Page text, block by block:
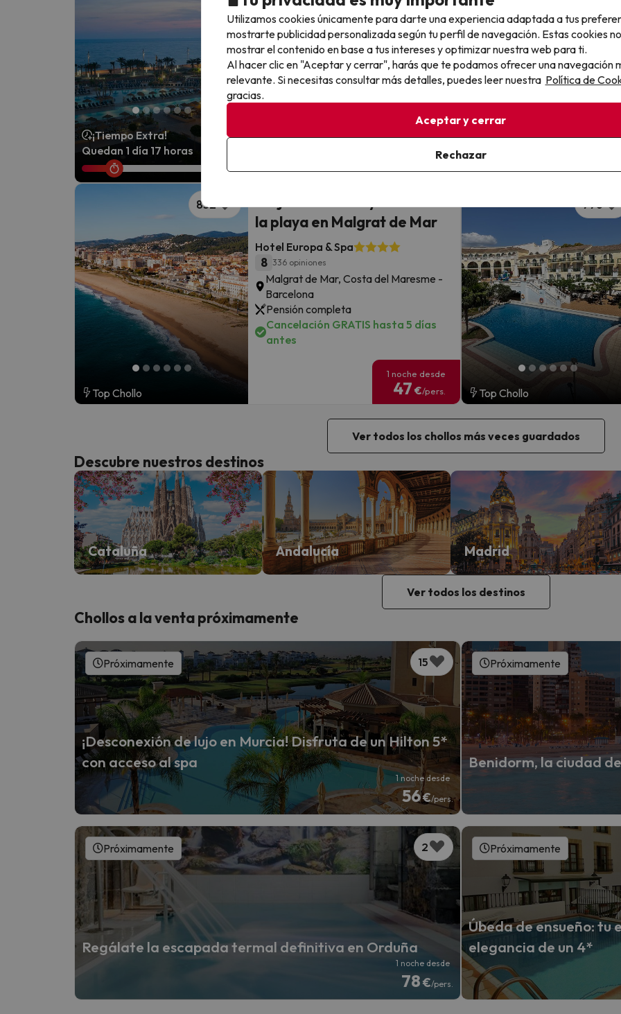
¡Tiempo Extra!
Quedan 1 día 17 horas
desconexión 5* en Almería
Cabogata Beach Hotel & Spa
8.8 541 opiniones
Retamar, Costa de Almería
2 noches desde
119€/pers. Top Chollo
Top Chollo
832
la playa en Malgrat de Mar
Hotel Europa & Spa
8 336 opiniones
Malgrat de Mar, Costa del Maresme -
Barcelona
Pensión completa
Cancelación GRATIS hasta 5 días
antes
1 noche desde
47 €/pers. Top Chollo
776
Ver todos los chollos más veces guardados
Descubre nuestros destinos
Cataluña Andalucía Madrid
Ver todos los destinos
Chollos a la venta próximamente
15
Próximamente
¡Desconexión de lujo en Murcia! Disfruta de un Hilton 5*
con acceso al spa
1 noche desde
56€/pers.
Próximamente
Benidorm, la ciudad
2
Próximamente
Regálate la escapada termal definitiva en Orduña
1 noche desde
78€/pers.
Próximamente
Úbeda de ensueño: tu
elegancia de un 4*
Utilizamos cookies únicamente para darte una experiencia adaptada a tus
mostrarte publicidad personalizada según tu perfil de navegación. Estas cookies
mostrar el contenido en base a tus intereses y optimizar nuestra web para ti.
Al hacer clic en "Aceptar y cerrar", harás que te podamos ofrecer una navegación
relevante. Si necesitas consultar más detalles, puedes leer nuestra Política de
gracias.
Aceptar y cerrar
Rechazar